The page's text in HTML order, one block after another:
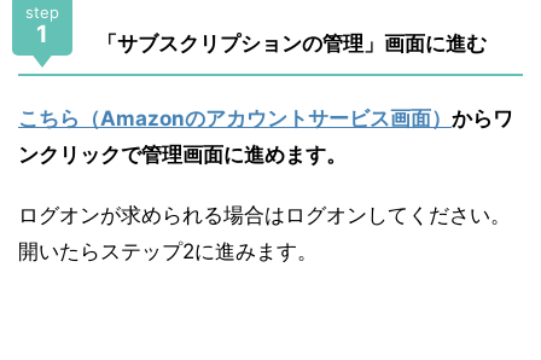
step
1 「サブスクリプションの管理」画面に進む
こちら（Amazonのアカウントサービス画面） からワ
ンクリックで管理画面に進めます。
ログオンが求められる場合はログオンしてください。
開いたらステップ2に進みます。